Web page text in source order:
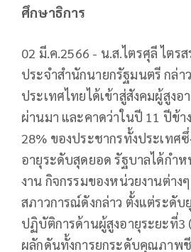
ศึกษาธิการ
02 มี.ค.2566 - น.ส.ไตรศุลี ไตร
ประจำสำนักนายกรัฐมนตรี กล่า
ประเทศไทยได้เข้าสู่สังคมผู้สูงอ
ผ่านมา และคาดว่าในปี 11 ปีข้
28% ของประชากรทั้งประเทศ
อายุระดับสุดยอด รัฐบาลได้กำ
งาน กิจกรรมของหน่วยงานต่าง
สภาวการณ์ดังกล่าว ตั้งแต่ระดั
ปฏิบัติการด้านผู้สูงอายุระยะที่3
ผลักดันทั้งการยกระดับคุณภาพชี